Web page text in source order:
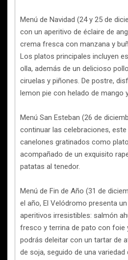
Menú de Navidad (24 y 25 de
con un aperitivo de éclaire de
crema fresca con manzana y
Los platos principales incluyen
olla, además de un delicioso
ciruelas y piñones. De postre,
lemon pie con helado de mango
Menú San Esteban (26 de
continuar las celebraciones, este
canelones gratinados como
acompañado de un exquisito
patatas al tenedor.
Menú de Fin de Año (31 de
el año, El Velódromo presenta
aperitivos irresistibles: salmón
fresco y terrina de pato con foie
podrás deleitar con un tartar de
de soja, seguido de una